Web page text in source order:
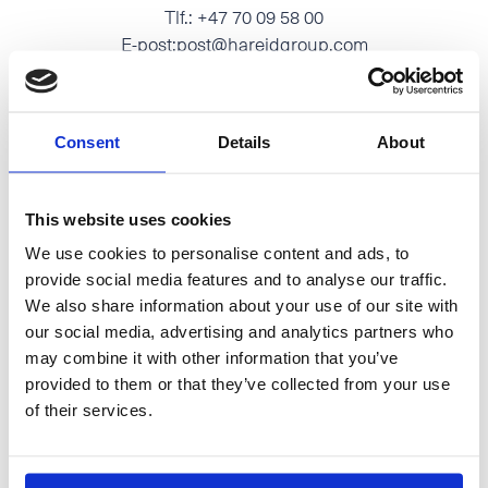
Consent Details About
This website uses cookies
We use cookies to personalise content and ads, to
provide social media features and to analyse our traffic.
We also share information about your use of our site with
our social media, advertising and analytics partners who
may combine it with other information that you’ve
provided to them or that they’ve collected from your use
of their services.
Tlf.: +47 70 09 58 00
E-post:post@hareidgroup.com
O.A.Devoldvegen 2
Tlf.:+47 70 19 83 00
E-post:firmapost@hmelektro.no